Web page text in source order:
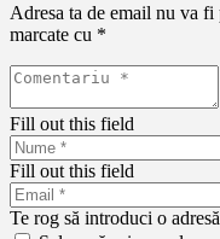
Adresa ta de email nu va fi
marcate cu *
Fill out this field
Fill out this field
Te rog să introduci o